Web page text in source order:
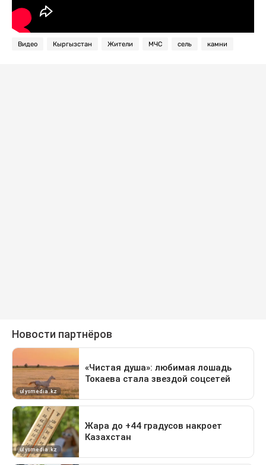
Видео Кыргызстан Жители МЧС сель камни